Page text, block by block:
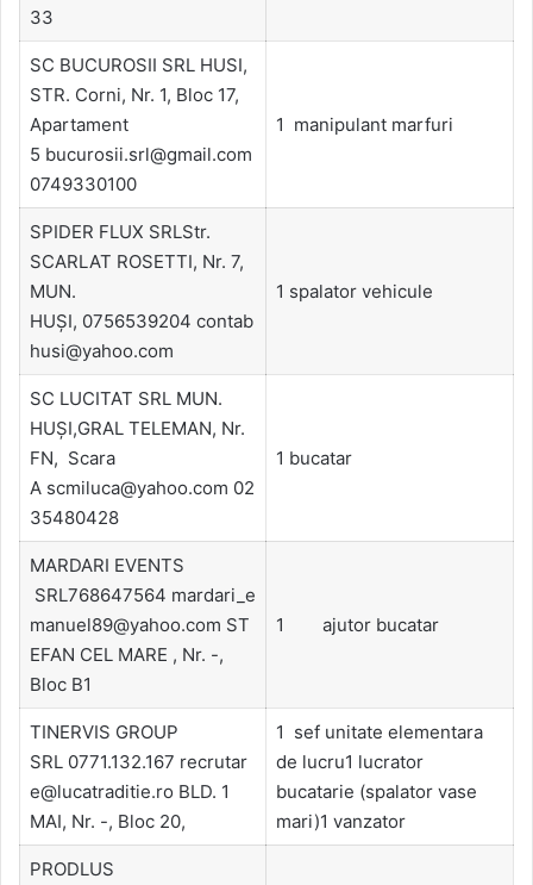
33
SC BUCUROSII SRL HUSI,
STR. Corni, Nr. 1, Bloc 17,
Apartament
5 bucurosii.srl@gmail.com
0749330100
1 manipulant marfuri
SPIDER FLUX SRLStr.
SCARLAT ROSETTI, Nr. 7,
MUN.
HUŞI, 0756539204 contab
husi@yahoo.com
1 spalator vehicule
SC LUCITAT SRL MUN.
HUŞI,GRAL TELEMAN, Nr.
FN, Scara
A scmiluca@yahoo.com 02
35480428
1 bucatar
MARDARI EVENTS
SRL768647564 mardari_e
manuel89@yahoo.com ST
EFAN CEL MARE , Nr. -,
Bloc B1
1 ajutor bucatar
TINERVIS GROUP
SRL 0771.132.167 recrutar
e@lucatraditie.ro BLD. 1
MAI, Nr. -, Bloc 20,
1 sef unitate elementara
de lucru1 lucrator
bucatarie (spalator vase
mari)1 vanzator
PRODLUS